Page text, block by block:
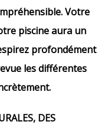
Votre
piscine aura un
profondément
les différentes
DES